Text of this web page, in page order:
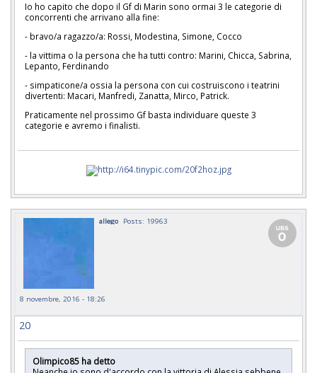
Io ho capito che dopo il Gf di Marin sono ormai 3 le categorie di
concorrenti che arrivano alla fine:
- bravo/a ragazzo/a: Rossi, Modestina, Simone, Cocco
- la vittima o la persona che ha tutti contro: Marini, Chicca, Sabrina,
Lepanto, Ferdinando
- simpaticone/a ossia la persona con cui costruiscono i teatrini
divertenti: Macari, Manfredi, Zanatta, Mirco, Patrick.
Praticamente nel prossimo Gf basta individuare queste 3
categorie e avremo i finalisti.
allego Posts: 19963
8 novembre, 2016 - 18:26
20
Olimpico85 ha detto